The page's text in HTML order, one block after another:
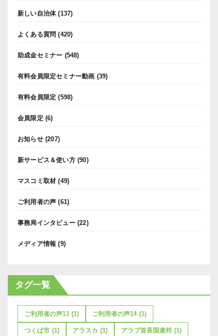
新しい自治体(137)
よくある質問 (420)
助成金セミナー (548)
有料会員限定セミナー動画 (39)
有料会員限定 (598)
会員限定 (6)
お知らせ(207)
新サービス＆使い方(90)
マスコミ取材 (49)
ご利用者の声 (61)
事務局インタビュー(22)
メディア情報 (9)
タグ一覧
ご利用者の声13 (1) ご利用者の声14 (1)
つくば市 (1) アラスカ (1) アラブ首長国連邦 (1)